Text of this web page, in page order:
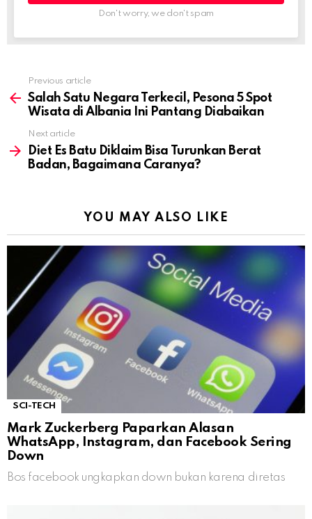
Don't worry, we don't spam
more
Previous article
Salah Satu Negara Terkecil, Pesona 5 Spot
Wisata di Albania Ini Pantang Diabaikan
Next article
Diet Es Batu Diklaim Bisa Turunkan Berat
Badan, Bagaimana Caranya?
YOU MAY ALSO LIKE
SCI-TECH
Mark Zuckerberg Paparkan Alasan
WhatsApp, Instagram, dan Facebook Sering
Down
Bos facebook ungkapkan down bukan karena diretas